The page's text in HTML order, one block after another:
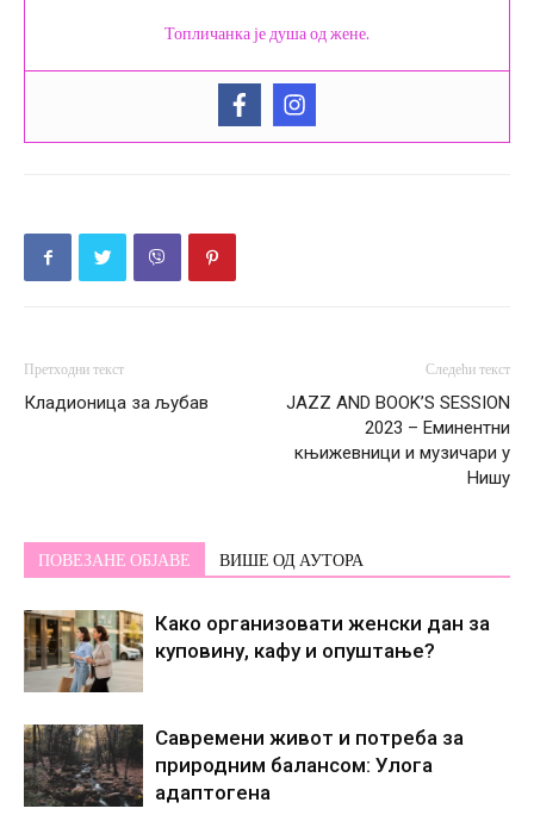
Топличанка је душа од жене.
Претходни текст
Кладионица за љубав
Следећи текст
JAZZ AND BOOK’S SESSION
2023 – Еминентни
књижевници и музичари у
Нишу
ПОВЕЗАНЕ ОБЈАВЕ ВИШЕ ОД АУТОРА
Како организовати женски дан за
куповину, кафу и опуштање?
Савремени живот и потреба за
природним балансом: Улога
адаптогена